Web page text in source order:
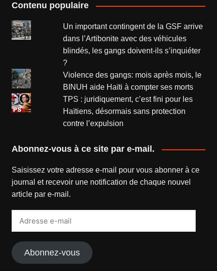
Contenu populaire
Un important contingent de la GSF arrive
dans l’Artibonite avec des véhicules
blindés, les gangs doivent-ils s’inquiéter
?
Violence des gangs: mois après mois, le
BINUH aide Haïti à compter ses morts
TPS : juridiquement, c’est fini pour les
Haïtiens, désormais sans protection
contre l’expulsion
Abonnez-vous à ce site par e-mail.
Saisissez votre adresse e-mail pour vous abonner à ce
journal et recevoir une notification de chaque nouvel
article par e-mail.
Abonnez-vous